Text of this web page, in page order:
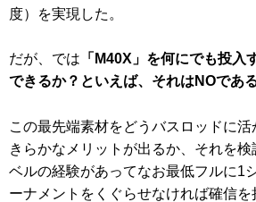
度）を実現した。
だが、では 「M40X」を何にでも投入
できるか？といえば、それはNOである
この最先端素材をどうバスロッドに
きらかなメリットが出るか、それを
ベルの経験があってなお最低フルに1
ーナメントをくぐらせなければ確信